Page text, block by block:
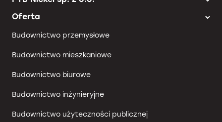
Oferta
Budownictwo przemysłowe
Budownictwo mieszkaniowe
Budownictwo biurowe
Budownictwo inżynieryjne
Budownictwo użyteczności publicznej